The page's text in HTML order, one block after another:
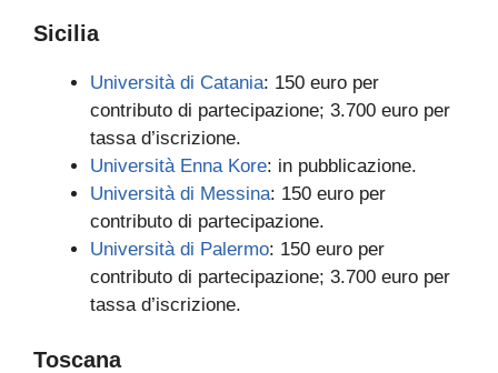
Sicilia
Università di Catania: 150 euro per
contributo di partecipazione; 3.700 euro per
tassa d’iscrizione.
Università Enna Kore: in pubblicazione.
Università di Messina: 150 euro per
contributo di partecipazione.
Università di Palermo: 150 euro per
contributo di partecipazione; 3.700 euro per
tassa d’iscrizione.
Toscana